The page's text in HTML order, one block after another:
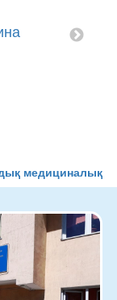
медициналық